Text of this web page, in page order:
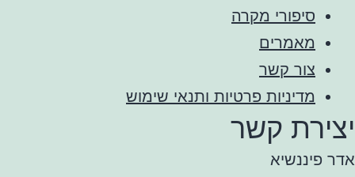
סיפורי מקרה
מאמרים
צור קשר
מדיניות פרטיות ותנאי שימוש
יצירת קשר
אדר פיננשיא